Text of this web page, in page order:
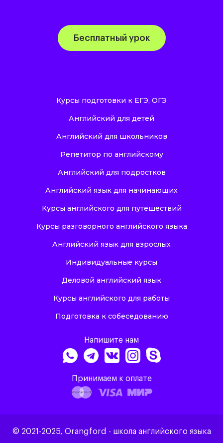
Бесплатный урок
Курсы подготовки к ЕГЭ, ОГЭ
Английский для детей
Английский для школьников
Репетитор по английскому
Английский для подростков
Английский язык для начинающих
Курсы английского для путешествий
Курсы разговорного английского языка
Английский язык для взрослых
Индивидуальные курсы
Деловой английский язык
Курсы английского для работы
Подготовка к собеседованию
Напишите нам
Принимаем к оплате
© 2021-2025, Orangford - школа английского языка